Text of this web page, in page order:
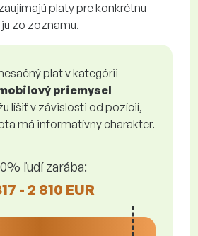
platy pre konkrétnu
zo zoznamu.
plat v kategórii
priemysel
líšiť v závislosti od pozícií,
má informatívny charakter.
ľudí zarába:
- 2 810 EUR